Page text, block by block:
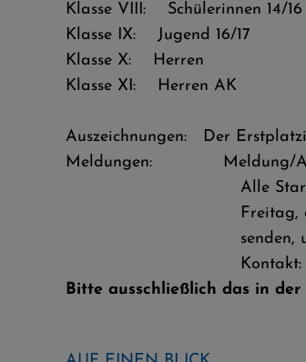
Klasse VIII: Schülerinnen
Klasse IX: Jugend
Klasse X:
Klasse XI:
Auszeichnungen: Der
Meldungen:
Meldung/
Alle
Freitag, den
senden, um eine
Kontakt: Holger
Bitte ausschließlich das in